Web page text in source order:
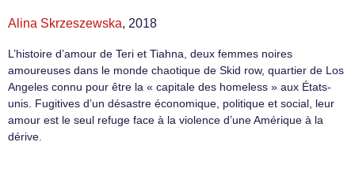
Alina Skrzeszewska, 2018
L’histoire d’amour de Teri et Tiahna, deux femmes noires
amoureuses dans le monde chaotique de Skid row, quartier de Los
Angeles connu pour être la « capitale des homeless » aux États-
unis. Fugitives d’un désastre économique, politique et social, leur
amour est le seul refuge face à la violence d’une Amérique à la
dérive.